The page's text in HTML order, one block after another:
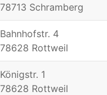
78713 Schramberg
Bahnhofstr. 4
78628 Rottweil
Königstr. 1
78628 Rottweil